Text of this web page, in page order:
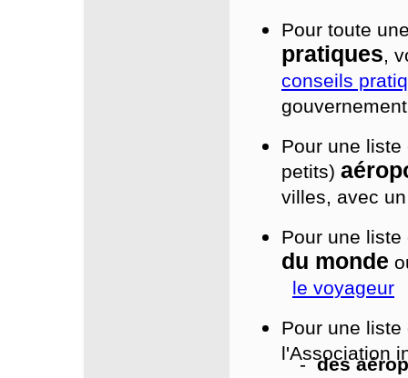
Pour toute
pratiques,
conseils
Pour une
petits)
villes, avec
Pour une
du monde
le voyageur
Pour une liste
l'Association
-des